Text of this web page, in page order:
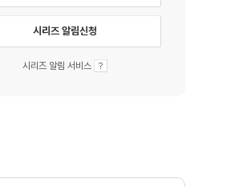
시리즈 알림신청
시리즈 알림 서비스